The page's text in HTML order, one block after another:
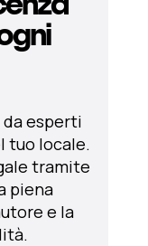
esperti
tuo locale.
tramite
piena
e la